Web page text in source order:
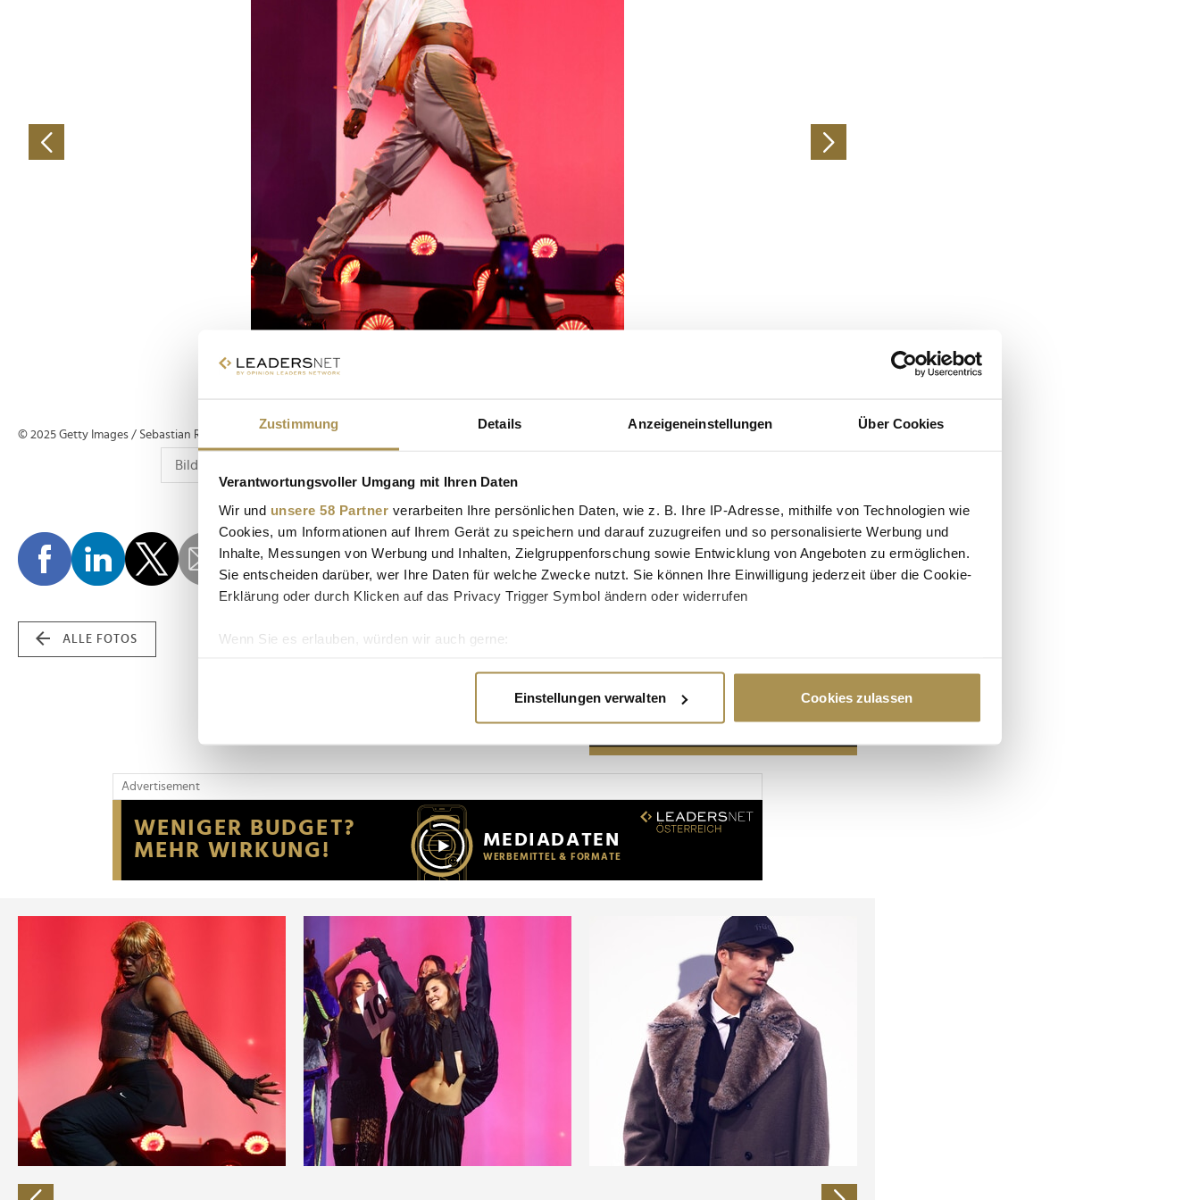
Zustimmung Details Anzeigeneinstellungen Über Cookies
Verantwortungsvoller Umgang mit Ihren Daten
Wir und unsere 58 Partner verarbeiten Ihre persönlichen Daten, wie z. B. Ihre IP-Adresse, mithilfe von Technologien wie
Cookies, um Informationen auf Ihrem Gerät zu speichern und darauf zuzugreifen und so personalisierte Werbung und
Inhalte, Messungen von Werbung und Inhalten, Zielgruppenforschung sowie Entwicklung von Angeboten zu ermöglichen.
Sie entscheiden darüber, wer Ihre Daten für welche Zwecke nutzt. Sie können Ihre Einwilligung jederzeit über die Cookie-
Erklärung oder durch Klicken auf das Privacy Trigger Symbol ändern oder widerrufen
Wenn Sie es erlauben, würden wir auch gerne:
Erfahren Sie mehr darüber, wie Ihre persönlichen Daten verarbeitet werden, und legen Sie Ihre Präferenzen im
Wir verwenden Cookies, um Inhalte und Anzeigen zu personalisieren, Funktionen für soziale Medien anbieten zu können
Website an unsere Partner für soziale Medien, Werbung und Analysen weiter. Unsere Partner führen diese Informationen
möglicherweise mit weiteren Daten zusammen, die Sie ihnen bereitgestellt haben oder die sie im Rahmen Ihrer Nutzung
der Dienste gesammelt haben.
Einstellungen verwalten Cookies zulassen
© 2025 Getty Images / Sebastian Reuter www.reuterphotography.com;
ALLE FOTOS
Advertisement
Advertisement